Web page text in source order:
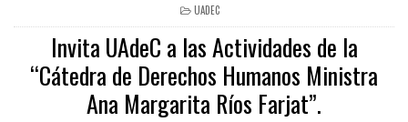
POSTED
IN
UADEC
Invita UAdeC a las Actividades de la
“Cátedra de Derechos Humanos Ministra
Ana Margarita Ríos Farjat”.